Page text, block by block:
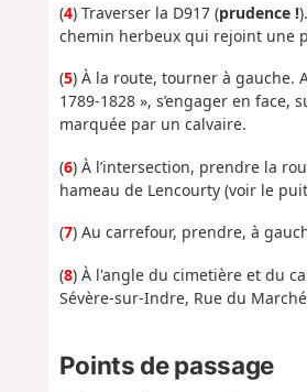
(4) Traverser la D917 (prudence !
chemin herbeux qui rejoint une
(5) À la route, tourner à gauche.
1789-1828 », s’engager en
marquée par un calvaire.
(6) À l’intersection, prendre la
hameau de Lencourty (voir le
(7) Au carrefour, prendre, à
(8) À l'angle du cimetière et du
Sévère-sur-Indre, Rue du
Points de passage